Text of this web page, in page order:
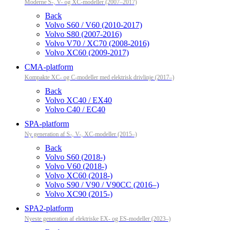
Moderne S-, V- og XC-modeller (2007–2017)
Back
Volvo S60 / V60 (2010-2017)
Volvo S80 (2007-2016)
Volvo V70 / XC70 (2008-2016)
Volvo XC60 (2009-2017)
CMA-platform
Kompakte XC- og C-modeller med elektrisk drivlinje (2017–)
Back
Volvo XC40 / EX40
Volvo C40 / EC40
SPA-platform
Ny generation af S-, V-, XC-modeller (2015–)
Back
Volvo S60 (2018-)
Volvo V60 (2018-)
Volvo XC60 (2018-)
Volvo S90 / V90 / V90CC (2016–)
Volvo XC90 (2015-)
SPA2-platform
Nyeste generation af elektriske EX- og ES-modeller (2023–)